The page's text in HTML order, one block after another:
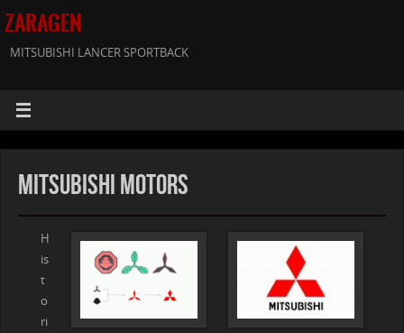
ZARAGEN
MITSUBISHI LANCER SPORTBACK
Mitsubishi Motors
H
is
t
o
ri